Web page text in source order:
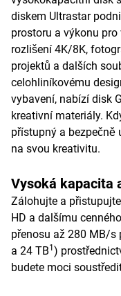
diskem Ultrastar
prostoru a výkonu
rozlišení 4K/8K,
projektů a dalších
celohliníkovému
vybavení, nabízí disk
kreativní materiály.
přístupný a bezpečně
na svou kreativitu.
Vysoká kapacita
Zálohujte a
HD a dalšímu
přenosu až 280 MB/s
a 24 TB1 )
budete moci